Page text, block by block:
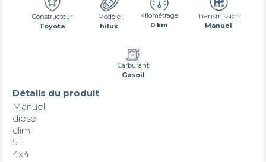
Constructeur
Toyota
Modèle
hilux
Kilométrage
0 km
Transmission
Manuel
Carburant
Gasoil
Détails du produit
Manuel
diesel
clim
5 l
4x4